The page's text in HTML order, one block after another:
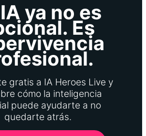
ya no es
Es
gratis a IA Heroes Live y
cómo la inteligencia
puede ayudarte a no
quedarte atrás.